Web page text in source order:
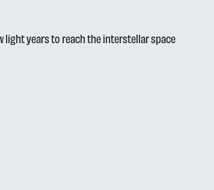
light years to reach the interstellar space